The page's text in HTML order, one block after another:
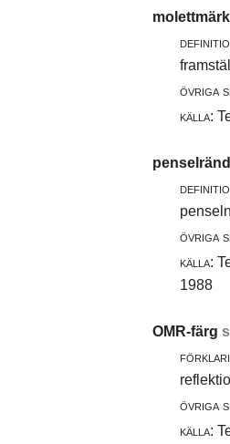
övriga
källa:
övriga
källa:
1988
OMR-färg
övriga
källa: